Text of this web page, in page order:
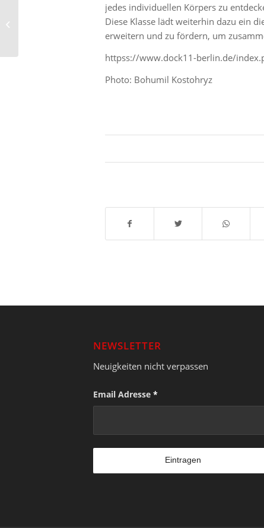
jedes individuellen Körpers zu
Diese Klasse lädt weiterhin dazu ein
erweitern und zu fördern, um
httpss://www.dock11-berlin.de/
Photo: Bohumil Kostohryz
NEWSLETTER
Neuigkeiten nicht verpassen
Email Adresse *